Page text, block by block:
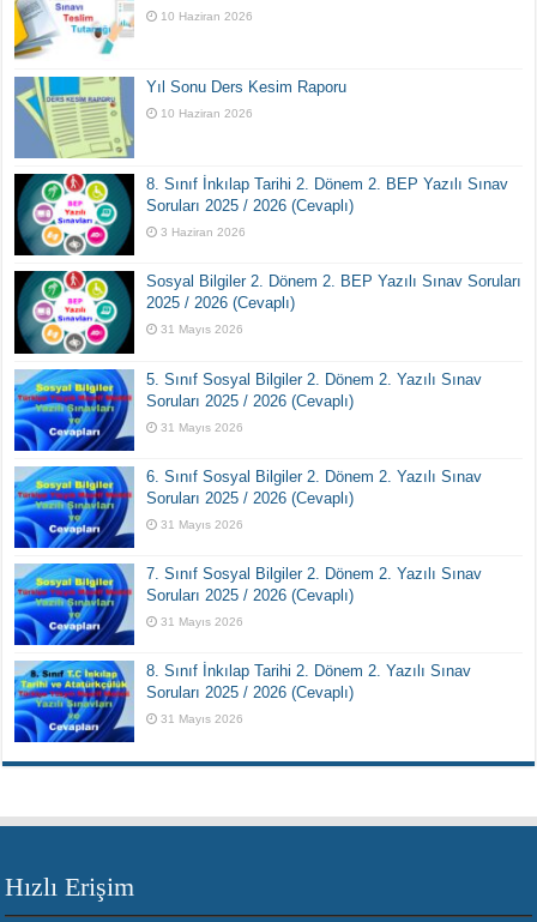
10 Haziran 2026
Yıl Sonu Ders Kesim Raporu
10 Haziran 2026
8. Sınıf İnkılap Tarihi 2. Dönem 2. BEP Yazılı Sınav
Soruları 2025 / 2026 (Cevaplı)
3 Haziran 2026
Sosyal Bilgiler 2. Dönem 2. BEP Yazılı Sınav Soruları
2025 / 2026 (Cevaplı)
31 Mayıs 2026
5. Sınıf Sosyal Bilgiler 2. Dönem 2. Yazılı Sınav
Soruları 2025 / 2026 (Cevaplı)
31 Mayıs 2026
6. Sınıf Sosyal Bilgiler 2. Dönem 2. Yazılı Sınav
Soruları 2025 / 2026 (Cevaplı)
31 Mayıs 2026
7. Sınıf Sosyal Bilgiler 2. Dönem 2. Yazılı Sınav
Soruları 2025 / 2026 (Cevaplı)
31 Mayıs 2026
8. Sınıf İnkılap Tarihi 2. Dönem 2. Yazılı Sınav
Soruları 2025 / 2026 (Cevaplı)
31 Mayıs 2026
Hızlı Erişim